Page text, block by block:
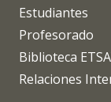
Estudiantes
Profesorado
Biblioteca
Relaciones